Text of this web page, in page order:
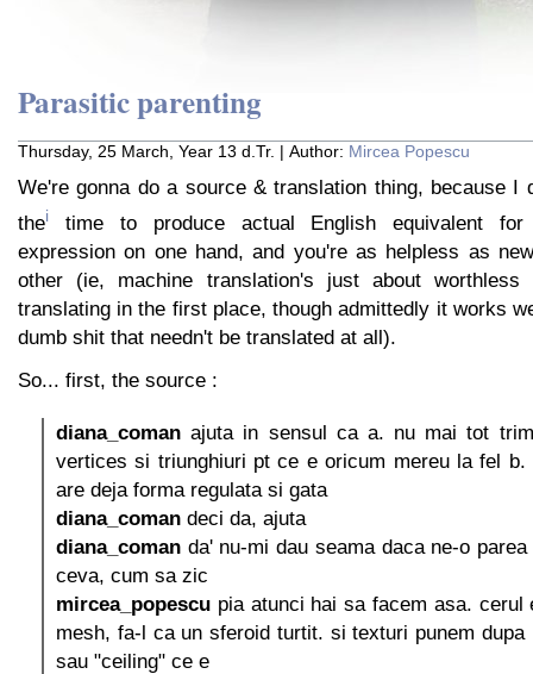
Parasitic parenting
Thursday, 25 March, Year 13 d.Tr. | Author: Mircea Popescu
We're gonna do a source & translation thing, because I
thei
time to produce actual English equivalent for
expression on one hand, and you're as helpless as
other (ie, machine translation's just about worthless
translating in the first place, though admittedly it works
dumb shit that needn't be translated at all).
So... first, the source :
diana_coman ajuta in sensul ca a. nu mai tot
vertices si triunghiuri pt ce e oricum mereu la fel
are deja forma regulata si gata
diana_coman deci da, ajuta
diana_coman da' nu-mi dau seama daca ne-o
ceva, cum sa zic
mircea_popescu pia atunci hai sa facem asa. cerul
mesh, fa-l ca un sferoid turtit. si texturi punem dupa
sau "ceiling" ce e